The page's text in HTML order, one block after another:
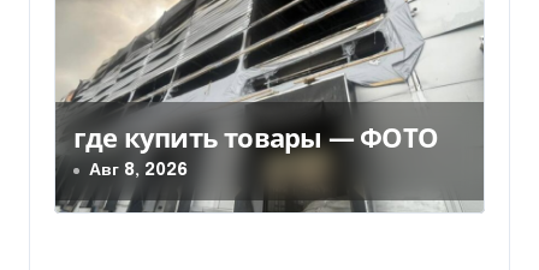
о
з
а
п
где купить товары — ФОТО
Авг 8, 2026